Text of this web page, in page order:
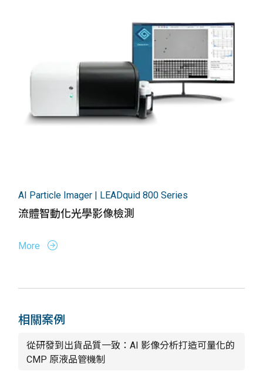
AI Particle Imager | LEADquid 800 Series
流體智動化光學影像檢測
More
相關案例
從研發到出貨品質一致：AI 影像分析打造可量化的
CMP 原液品管機制